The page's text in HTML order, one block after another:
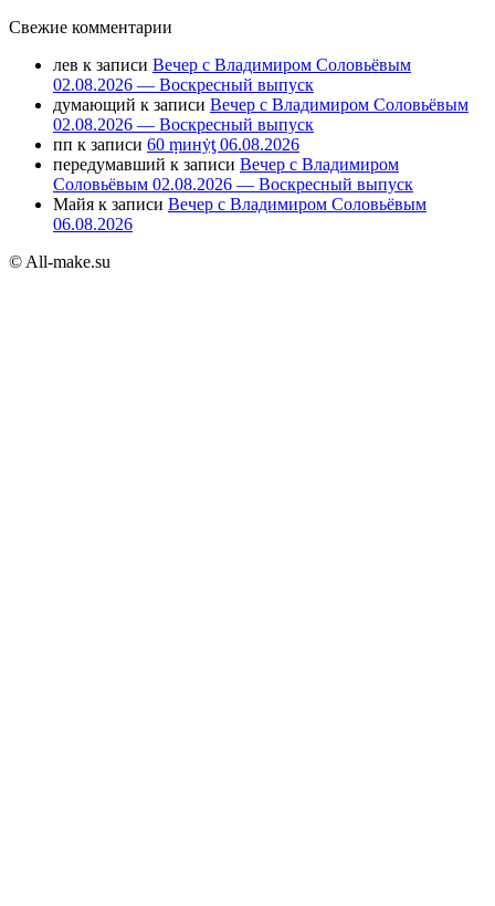
Свежие комментарии
лев к записи Вечер с Владимиром Соловьёвым
02.08.2026 — Воскресный выпуск
думающий к записи Вечер с Владимиром Соловьёвым
02.08.2026 — Воскресный выпуск
пп к записи 60 ṃинẏƫ 06.08.2026
передумавший к записи Вечер с Владимиром
Соловьёвым 02.08.2026 — Воскресный выпуск
Майя к записи Вечер с Владимиром Соловьёвым
06.08.2026
© All-make.su